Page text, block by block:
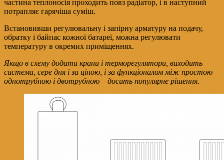
частина теплоносія проходить повз радіатор, і в наступний
потрапляє гарячіша суміш.
Встановивши регулювальну і запірну арматуру на подачу,
обратку і байпас кожної батареї, можна регулювати
температуру в окремих приміщеннях.
Якщо в схему додати крани і терморегулятори, виходить
система, сере дня і за ціною, і за функціоналом між простою
однотрубною і двотрубною – досить популярне рішення.